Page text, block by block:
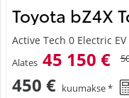
Toyota bZ4X
Active Tech 0 Electric
Alates 45 150 €
450 € kuumakse *